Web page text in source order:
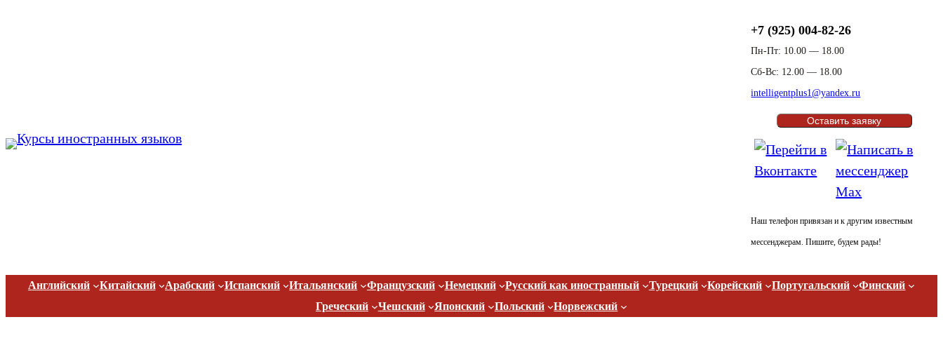
+7 (925) 004-82-26
Пн-Пт: 10.00 — 18.00
Сб-Вс: 12.00 — 18.00
intelligentplus1@yandex.ru
Оставить заявку
Наш телефон привязан и к другим известным
мессенджерам. Пишите, будем рады!
Английский Китайский Арабский Испанский Итальянский Французский Немецкий Русский как иностранный Турецкий Корейский Португальский
Финский
Греческий
Чешский Японский Польский Норвежский